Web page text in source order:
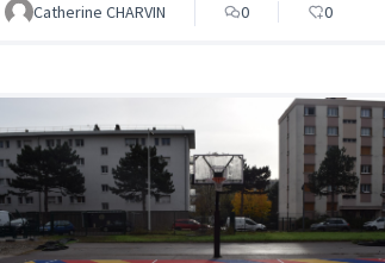
Catherine CHARVIN 0 0